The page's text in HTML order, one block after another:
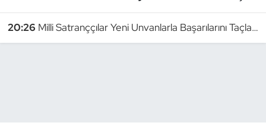
20:26 Milli Satranççılar Yeni Unvanlarla Başarılarını Taçlandırdı
Badminton